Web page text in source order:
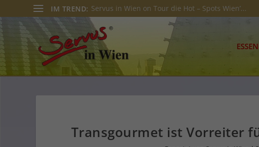
IM TREND: Servus in Wien on Tour die Hot – Spots Wien’...
Transgourmet ist Vorreiter